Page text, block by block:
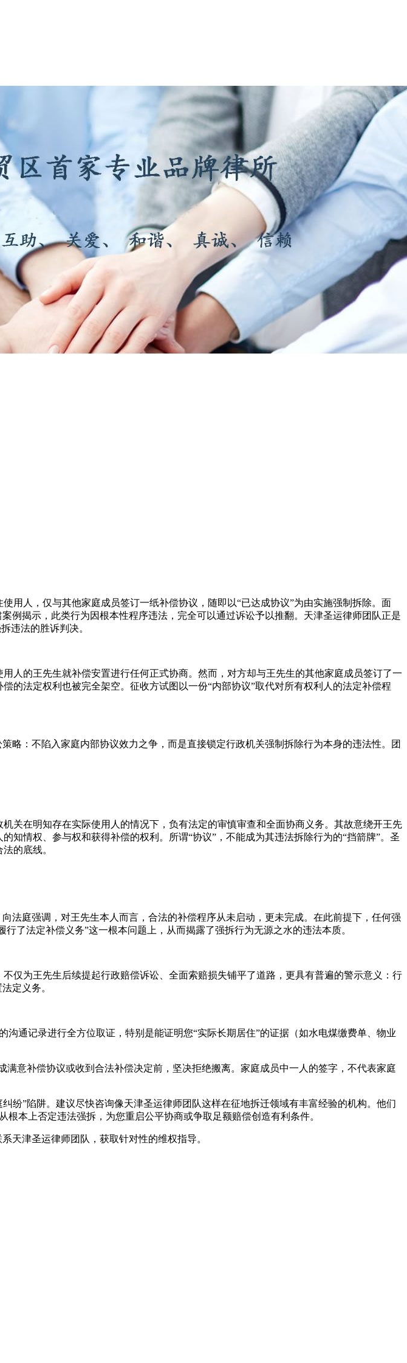
用人，仅与其他家庭成员签订一纸补偿协议，随即以“已达成协议”为由实施强制拆除。面
例揭示，此类行为因根本性程序违法，完全可以通过诉讼予以推翻。天津圣运律师团队正是
违法的胜诉判决。
人的王先生就补偿安置进行任何正式协商。然而，对方却与王先生的其他家庭成员签订了一
的法定权利也被完全架空。征收方试图以一份“内部协议”取代对所有权利人的法定补偿程
略：不陷入家庭内部协议效力之争，而是直接锁定行政机关强制拆除行为本身的违法性。团
关在明知存在实际使用人的情况下，负有法定的审慎审查和全面协商义务。其故意绕开王先
知情权、参与权和获得补偿的权利。所谓“协议”，不能成为其违法拆除行为的“挡箭牌”。圣
的底线。
法庭强调，对王先生本人而言，合法的补偿程序从未启动，更未完成。在此前提下，任何强
了法定补偿义务”这一根本问题上，从而揭露了强拆行为无源之水的违法本质。
仅为王先生后续提起行政赔偿诉讼、全面索赔损失铺平了道路，更具有普遍的警示意义：行
定义务。
通记录进行全方位取证，特别是能证明您“实际长期居住”的证据（如水电煤缴费单、物业
意补偿协议或收到合法补偿决定前，坚决拒绝搬离。家庭成员中一人的签字，不代表家庭
纷”陷阱。建议尽快咨询像天津圣运律师团队这样在征地拆迁领域有丰富经验的机构。他们
本上否定违法强拆，为您重启公平协商或争取足额赔偿创造有利条件。
天津圣运律师团队，获取针对性的维权指导。